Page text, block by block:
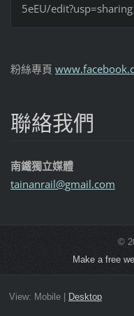
5eEU/edit?usp=sharing
粉絲專頁
聯絡我們
南鐵獨立媒體
tainanrail@gmail.com
©
Make a free
View: Mobile| Desktop